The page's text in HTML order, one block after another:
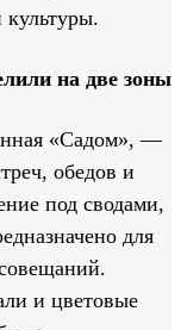
на две зоны
«Садом», —
обедов и
под сводами,
для
и цветовые